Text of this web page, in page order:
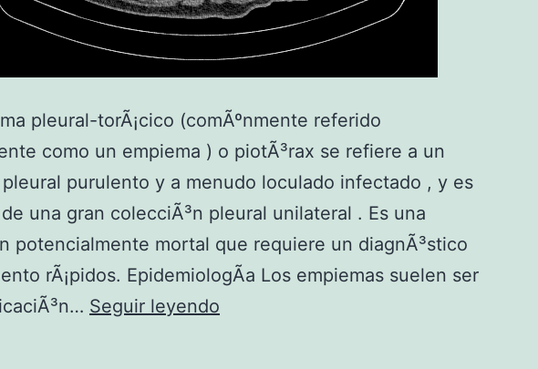
pleural-torÃ¡cico (comÃºnmente referido
como un empiema ) o piotÃ³rax se refiere a un
purulento y a menudo loculado infectado , y es
una gran colecciÃ³n pleural unilateral . Es una
potencialmente mortal que requiere un diagnÃ³stico
rÃ¡pidos. EpidemiologÃ­a Los empiemas suelen ser
Seguir leyendo